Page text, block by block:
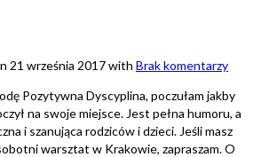
21 września 2017with Brak komentarzy
Pozytywna Dyscyplina, poczułam jakby
na swoje miejsce. Jest pełna humoru, a
i szanująca rodziców i dzieci. Jeśli masz
warsztat w Krakowie, zapraszam. O